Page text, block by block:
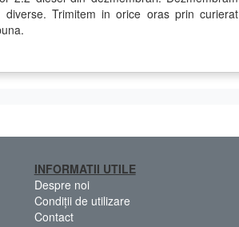
Trimitem in orice oras prin curierat
INFORMATII UTILE
Despre noi
Condiții de utilizare
Contact